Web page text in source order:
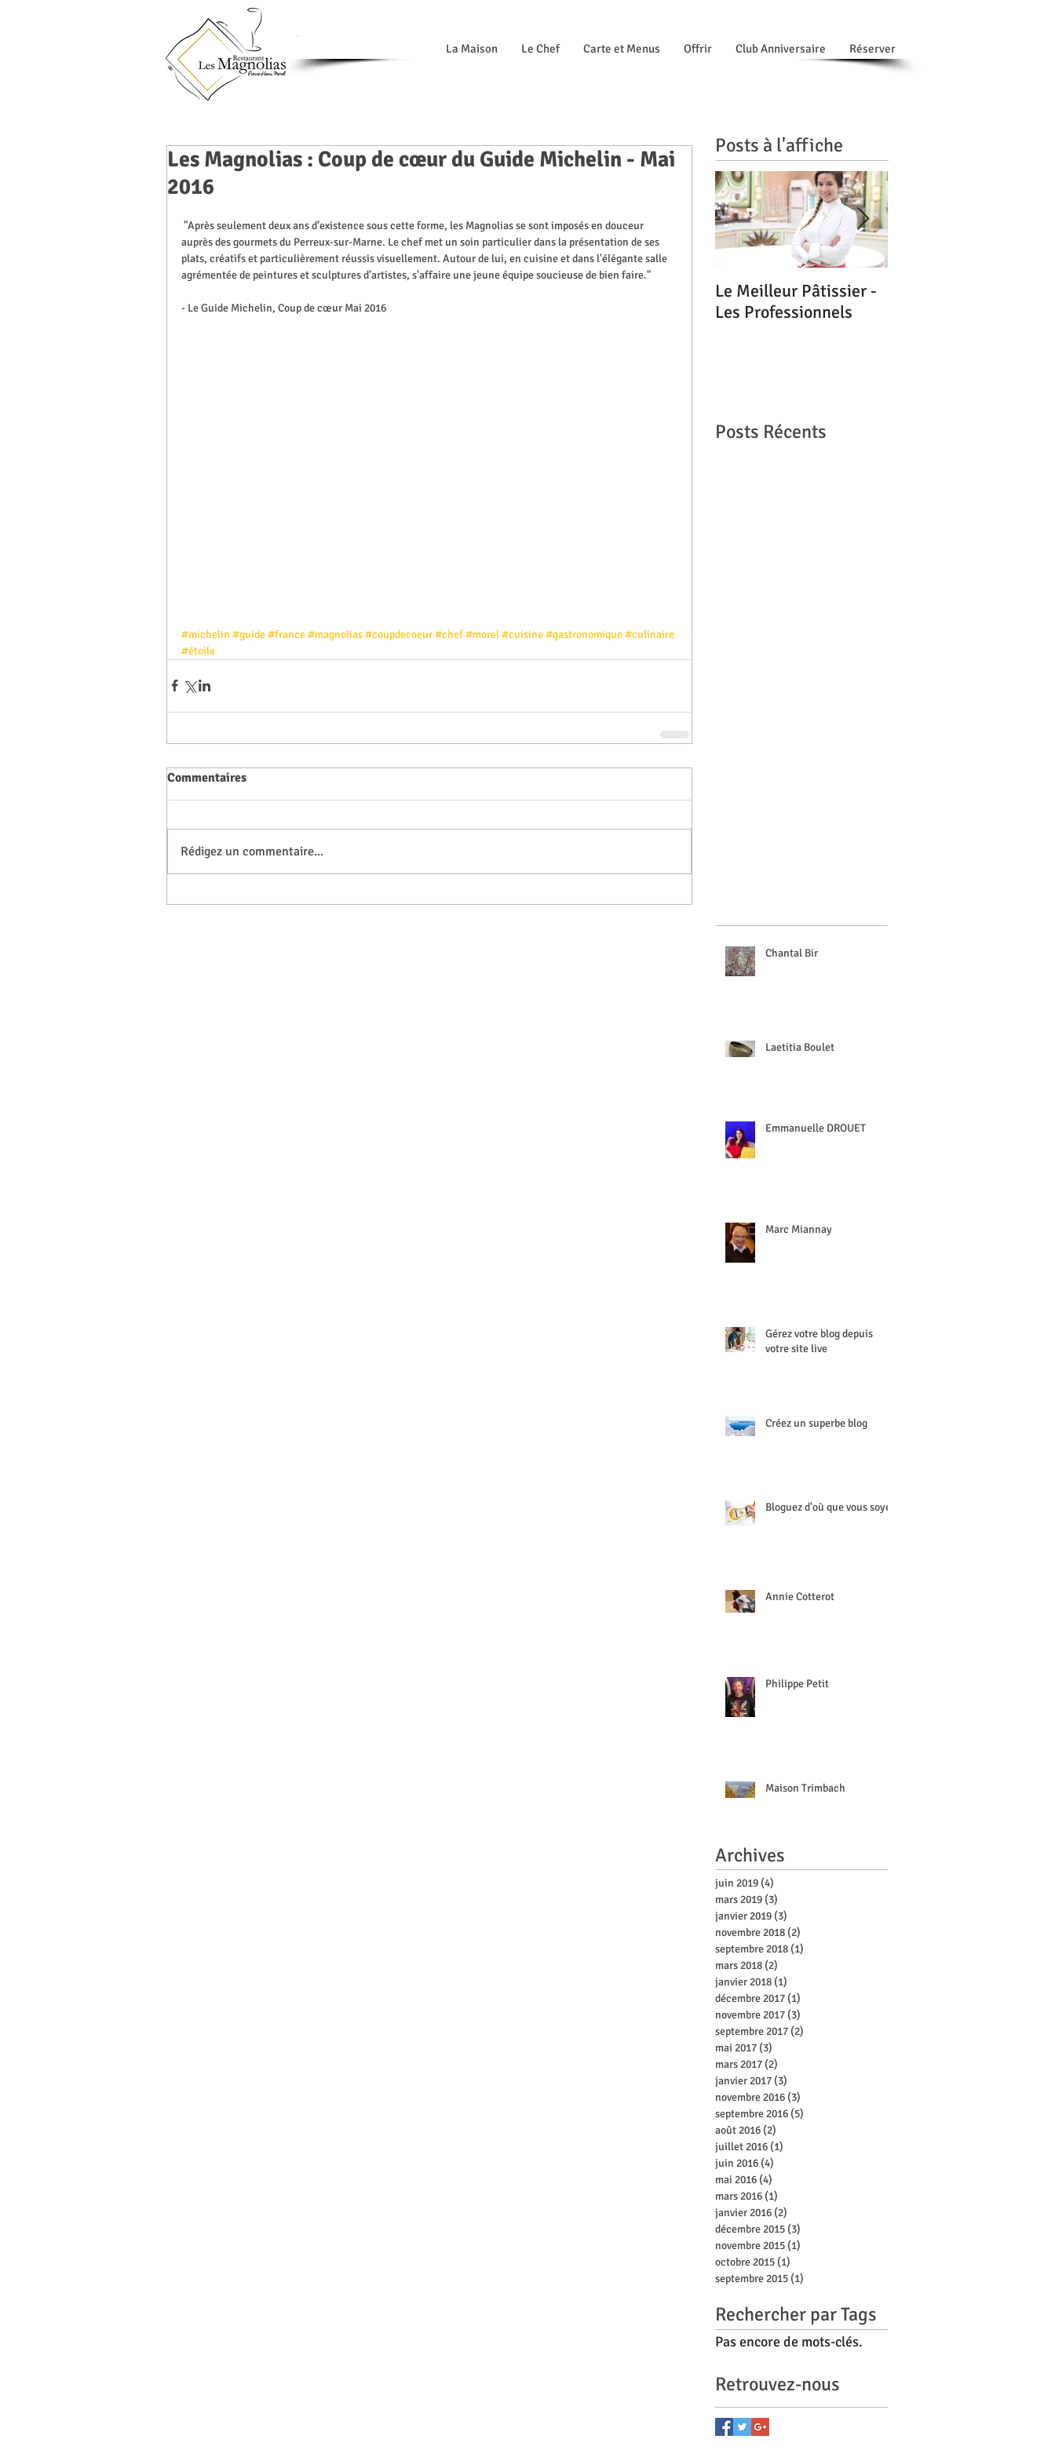
La Maison Le Chef Carte et Menus Offrir Club Anniversaire Réserver
Les Magnolias : Coup de cœur du Guide Michelin - Mai
2016
auprès des gourmets du Perreux-sur-Marne. Le chef met un soin particulier dans la présentation de ses
plats, créatifs et particulièrement réussis visuellement. Autour de lui, en cuisine et dans l'élégante salle
agrémentée de peintures et sculptures d’artistes, s'affaire une jeune équipe soucieuse de bien faire."
- Le Guide Michelin, Coup de cœur Mai 2016
#michelin #guide#france#magnolias#coupdecoeur#chef#morel#cuisine#gastronomique#culinaire
#étoile
Commentaires
Rédigez un commentaire...
Posts à l'affiche
Le Meilleur Pâtissier -
Les Professionnels
Posts Récents
Chantal Bir
Laetitia Boulet
Emmanuelle DROUET
Marc Miannay
Gérez votre blog depuis
votre site live
Créez un superbe blog
Bloguez d'où que vous soyez
Annie Cotterot
Philippe Petit
Maison Trimbach
Archives
juin 2019 (4)
mars 2019 (3)
janvier 2019 (3)
novembre 2018 (2)
septembre 2018 (1)
mars 2018 (2)
janvier 2018 (1)
décembre 2017 (1)
novembre 2017 (3)
septembre 2017 (2)
mai 2017 (3)
mars 2017 (2)
janvier 2017 (3)
novembre 2016 (3)
septembre 2016 (5)
août 2016 (2)
juillet 2016 (1)
juin 2016 (4)
mai 2016 (4)
mars 2016 (1)
janvier 2016 (2)
décembre 2015 (3)
novembre 2015 (1)
octobre 2015 (1)
septembre 2015 (1)
Rechercher par Tags
Pas encore de mots-clés.
Retrouvez-nous